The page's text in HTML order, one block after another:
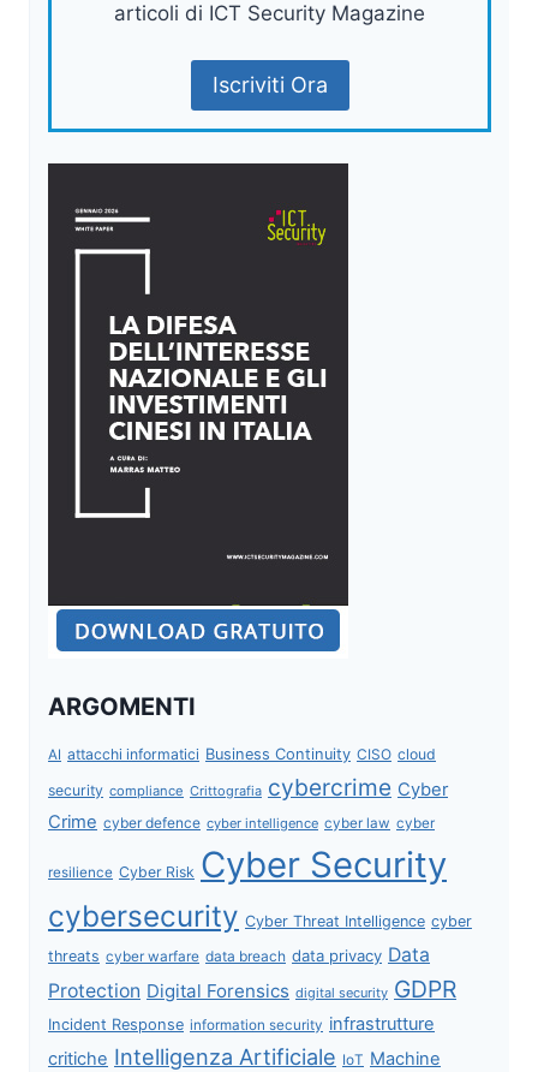
articoli di ICT Security Magazine
Iscriviti Ora
ARGOMENTI
AI attacchi informatici Business Continuity CISO cloud
security compliance Crittografia cybercrime Cyber
Crime cyber defence cyber intelligence cyber law cyber
resilience Cyber Risk Cyber Security
cybersecurity Cyber Threat Intelligence cyber
threats cyber warfare data breach data privacy Data
Protection Digital Forensics digital security GDPR
Incident Response information security infrastrutture
critiche Intelligenza Artificiale IoT Machine